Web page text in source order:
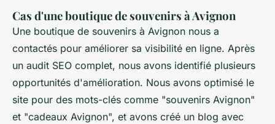
Cas d'une boutique de souvenirs à Avignon
Une boutique de souvenirs à Avignon nous a
contactés pour améliorer sa visibilité en ligne. Après
un audit SEO complet, nous avons identifié plusieurs
opportunités d'amélioration. Nous avons optimisé le
site pour des mots-clés comme "souvenirs Avignon"
et "cadeaux Avignon", et avons créé un blog avec